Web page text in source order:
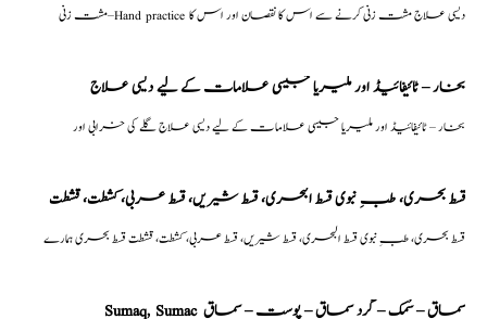
مشت زنی–Hand practice دیسی علاج مشت زنی کرنے سے اس کا نقصان اور اس کا
بخار – ٹائیفائیڈ اور ملیریا جیسی علامات کے لیے دیسی علاج
بخار – ٹائیفائیڈ اور ملیریا جیسی علامات کے لیے دیسی علاج گلے کی خرابی اور
قسط بحری، طبِ نبوی قسط البحری، قسط شیریں، قسط عربی، كشطت، قشطت
قسط بحری، طبِ نبوی قسط البحری، قسط شیریں، قسط عربی، كشطت، قشطت قسط بحری ہمارے
Sumaq, Sumac سماق – سُمک – گرد سماق – پوست – سماق